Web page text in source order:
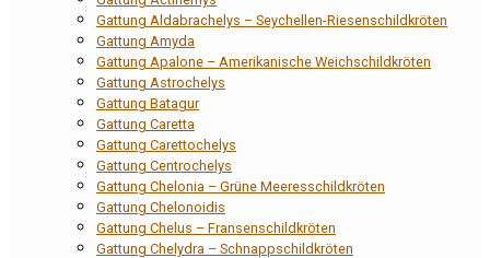
Gattung Aldabrachelys – Seychellen-Riesenschildkröten
Gattung Amyda
Gattung Apalone – Amerikanische Weichschildkröten
Gattung Astrochelys
Gattung Batagur
Gattung Caretta
Gattung Carettochelys
Gattung Centrochelys
Gattung Chelonia – Grüne Meeresschildkröten
Gattung Chelonoidis
Gattung Chelus – Fransenschildkröten
Gattung Chelydra – Schnappschildkröten